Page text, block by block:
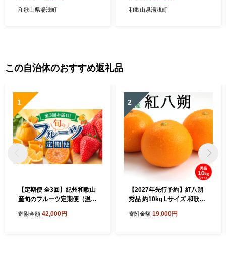
和歌山県湯浅町 和歌山県湯浅町
この自治体のおすすめ返礼品
1
【定期便 全3回】紀州和歌山
産旬のフルーツ定期便（温州
_G60-T84
寄附金額 42,000円
2
【2027年先行予約】紅八朔
秀品 約10kg Lサイズ 和歌山
寄附金額 19,000円